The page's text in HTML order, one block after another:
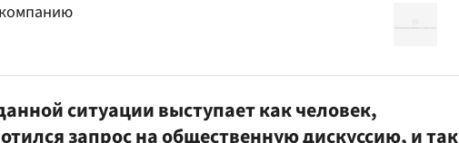
ситуации выступает как человек,
запрос на общественную дискуссию, и так